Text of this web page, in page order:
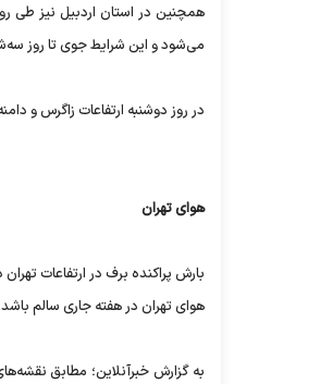
همچنین در استان اردبیل نیز طی
می‌شود و این شرایط جوی تا روز
در روز دوشنبه ارتفاعات زاگرس و
هوای تهران
بارش پراکنده برف در ارتفاعات
هوای تهران در هفته جاری سالم
به گزارش خبرآنلاین؛ مطابق